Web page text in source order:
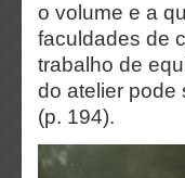
o volume e a
faculdades de
trabalho de
do atelier pode
(p. 194).